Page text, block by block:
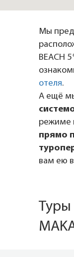
Мы
BEACH
отеля.
А ещё
режиме
прямо
вам ею
Туры